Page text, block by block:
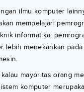
ilmu komputer
mempelajari
informatika,
lebih menekankan pada
mayoritas orang
komputer